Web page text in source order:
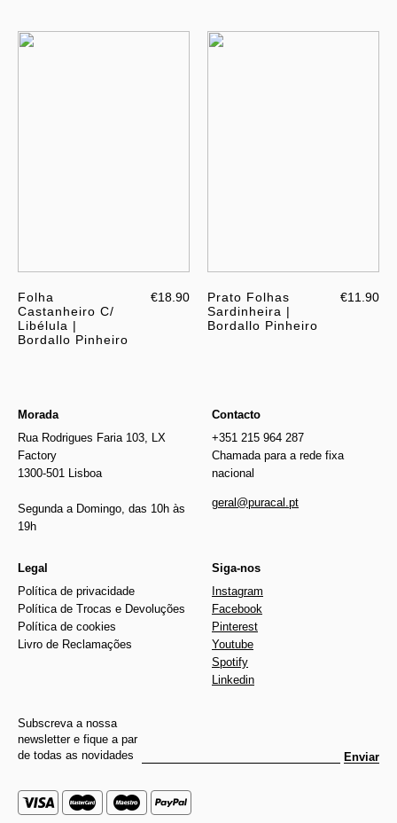
Folha
Castanheiro C/
Libélula |
Bordallo Pinheiro
€18.90
Prato Folhas
Sardinheira |
Bordallo Pinheiro
€11.90
Morada
Rua Rodrigues Faria 103, LX
Factory
1300-501 Lisboa
Segunda a Domingo, das 10h às
19h
Contacto
+351 215 964 287
Chamada para a rede fixa
nacional
geral@puracal.pt
Legal
Política de privacidade
Política de Trocas e Devoluções
Política de cookies
Livro de Reclamações
Siga-nos
Instagram
Facebook
Pinterest
Youtube
Spotify
Linkedin
Subscreva a nossa
newsletter e fique a par
de todas as novidades
Enviar